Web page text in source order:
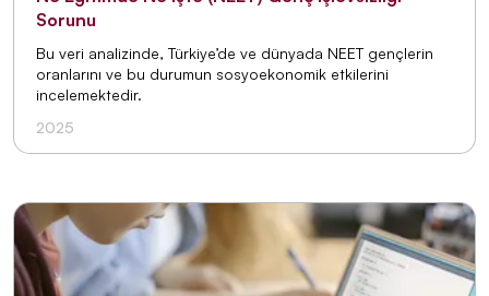
Sorunu
Bu veri analizinde, Türkiye’de ve dünyada NEET gençlerin
oranlarını ve bu durumun sosyoekonomik etkilerini
incelemektedir.
2025